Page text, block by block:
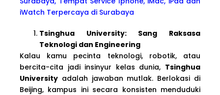
iWatch Terpercaya di Surabaya
Tsinghua University: Sang Raksasa
Teknologi dan Engineering
Kalau kamu pecinta teknologi, robotik, atau
bercita-cita jadi insinyur kelas dunia, Tsinghua
University adalah jawaban mutlak. Berlokasi di
Beijing, kampus ini secara konsisten menduduki